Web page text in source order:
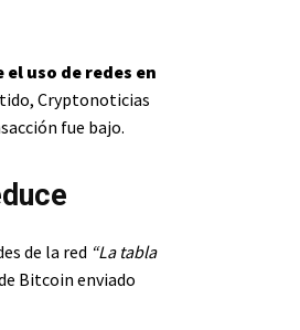
uso de redes en
Cryptonoticias
fue bajo.
de la red “La tabla
Bitcoin enviado